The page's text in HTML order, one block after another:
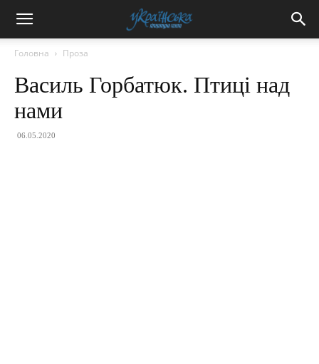
Головна Проза
Василь Горбатюк. Птиці над
нами
06.05.2020